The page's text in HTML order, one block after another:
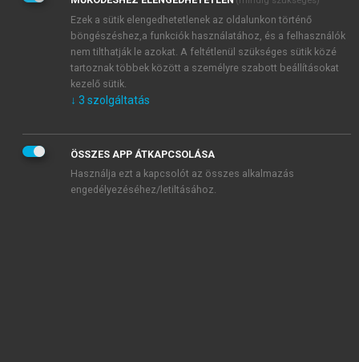
Adatkezelési tájékoztatóbanfoglaltakat tudomásul
veszem és elfogadom.
Általános vásárlási feltételeket, valamint a szotar.netés a
mersz.huoldalak licencszerződéseiben foglaltakat
tudomásul veszem és elfogadom.
KIPRÓBÁLOM
Ezek a sütik elengedhetetlenek az oldalunkon történő
böngészéshez,a funkciók használatához, és a felhasználók
nem tilthatják le azokat. A feltétlenül szükséges sütik közé
tartoznak többek között a személyre szabott beállításokat
kezelő sütik.
↓ 3 szolgáltatás
ÖSSZES APP ÁTKAPCSOLÁSA
Használja ezt a kapcsolót az összes alkalmazás
engedélyezéséhez/letiltásához.